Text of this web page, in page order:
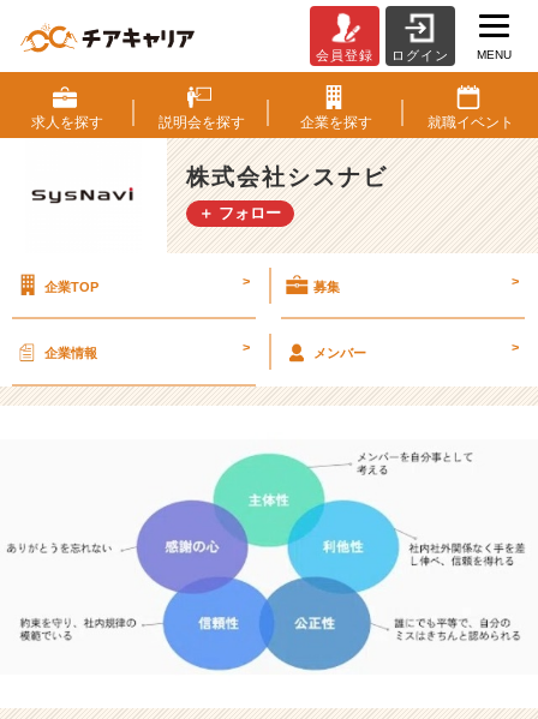
ス
ナ
ビ
第
9
期
会
ー
ニ
ト
ャ
プ
ン
会員登録 ログイン MENU
求人を探す 説明会を探す 企業を探す 就職イベント
株式会社シスナビ
＋ フォロー
企業TOP > 募集 >
企業情報 > メンバー >